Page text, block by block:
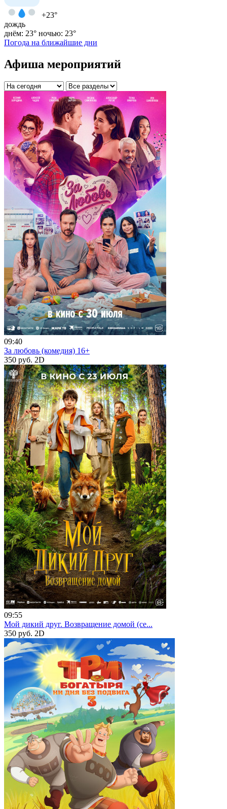
+23°
дождь
днём: 23° ночью: 23°
Погода на ближайшие дни
Афиша мероприятий
09:40
За любовь (комедия) 16+
350 руб. 2D
09:55
Мой дикий друг. Возвращение домой (се...
350 руб. 2D